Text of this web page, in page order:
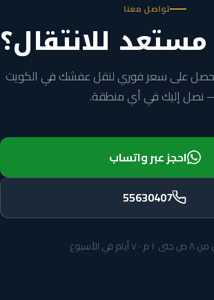
تواصل معنا
للانتقال؟
على سعر فوري لنقل عفشك في الكويت
نصل إليك في أي منطقة.
احجز عبر واتساب
55630407
في الأسبوع